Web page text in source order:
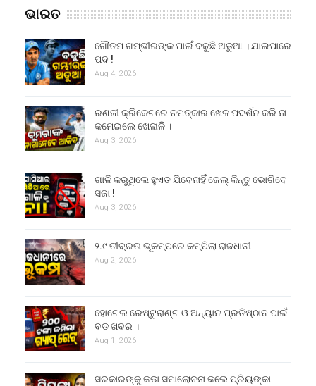
ଭାରତ
ଗୌତମ ଗମ୍ଭୀରଙ୍କ ପାଇଁ ବଢୁଛି ଅଡୁଆ । ଯାଇପାରେ
ପଦ !
Aug 4, 2026
ରଣଜୀ କ୍ରିକେଟରେ ଚମତ୍କାର ଖେଳ ପଦର୍ଶନ କରି ନା
କମେଇଲେ ଖେଳାଳି ।
Aug 3, 2026
ଗାଳି କରୁଥିଲେ ହୁଏତ ଯିବେନାହିଁ ଜେଲ୍ କିନ୍ତୁ ଭୋଗିବେ
ସଜା !
Aug 3, 2026
୨.୯ ତୀବ୍ରତା ଭୂକମ୍ପରେ କମ୍ପିଲା ରାଜଧାନୀ
Aug 2, 2026
ହୋଟେଲ ରେଷ୍ଟୁରାଣ୍ଟ ଓ ଅନ୍ୟାନ ପ୍ରତିଷ୍ଠାନ ପାଇଁ
ବଡ ଖବର ।
Aug 1, 2026
ସରକାରଙ୍କୁ କଡା ସମାଲୋଚନା କଲେ ପ୍ରିୟଙ୍କା